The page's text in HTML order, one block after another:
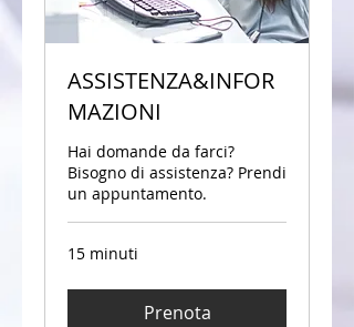
ASSISTENZA&INFOR
MAZIONI
Hai domande da farci?
Bisogno di assistenza? Prendi
un appuntamento.
15 minuti
Prenota